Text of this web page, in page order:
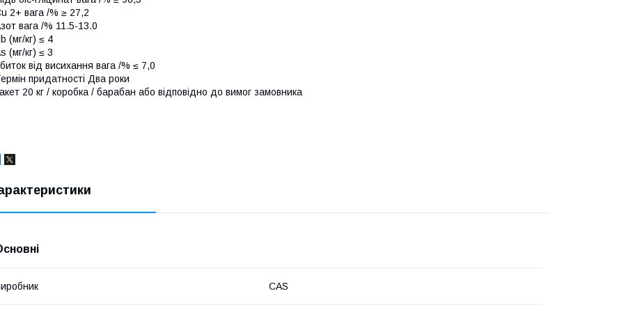
2+ вага /% ≥ 27,2
вага /% 11.5-13.0
(мг/кг) ≤ 4
(мг/кг) ≤ 3
від висихання вага /% ≤ 7,0
придатності Два роки
20 кг / коробка / барабан або відповідно до вимог замовника
CAS